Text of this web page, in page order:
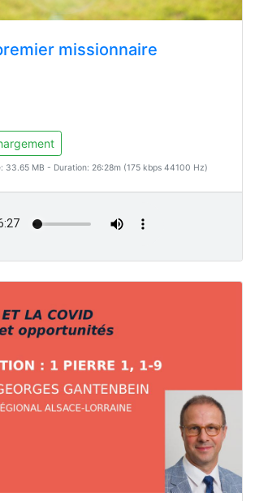
missionnaire
33.65 MB - Duration: 26:28m (175 kbps 44100 Hz)